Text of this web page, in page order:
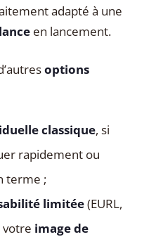
adapté à une
en lancement.
options
classique, si
rapidement ou
terme ;
limitée(EURL,
votre image de